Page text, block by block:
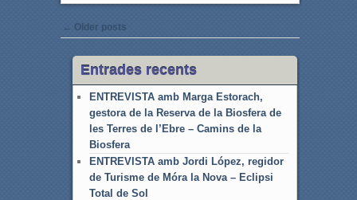
Post navigation
← Older posts
Entrades recents
ENTREVISTA amb Marga Estorach,
gestora de la Reserva de la Biosfera de
les Terres de l’Ebre – Camins de la
Biosfera
ENTREVISTA amb Jordi López, regidor
de Turisme de Móra la Nova – Eclipsi
Total de Sol